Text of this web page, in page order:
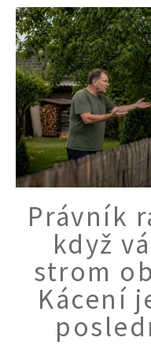
Právník
když
strom
Kácení